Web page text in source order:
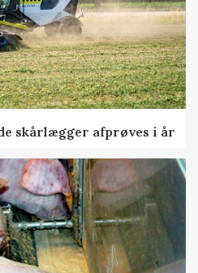
skårlægger afprøves i år